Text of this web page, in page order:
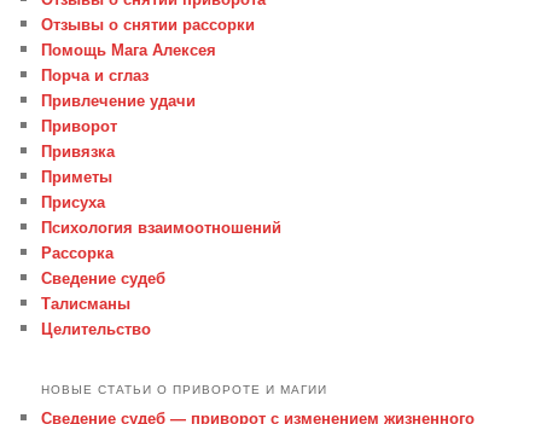
Отзывы о снятии рассорки
Помощь Мага Алексея
Порча и сглаз
Привлечение удачи
Приворот
Привязка
Приметы
Присуха
Психология взаимоотношений
Рассорка
Сведение судеб
Талисманы
Целительство
НОВЫЕ СТАТЬИ О ПРИВОРОТЕ И МАГИИ
Сведение судеб — приворот с изменением жизненного